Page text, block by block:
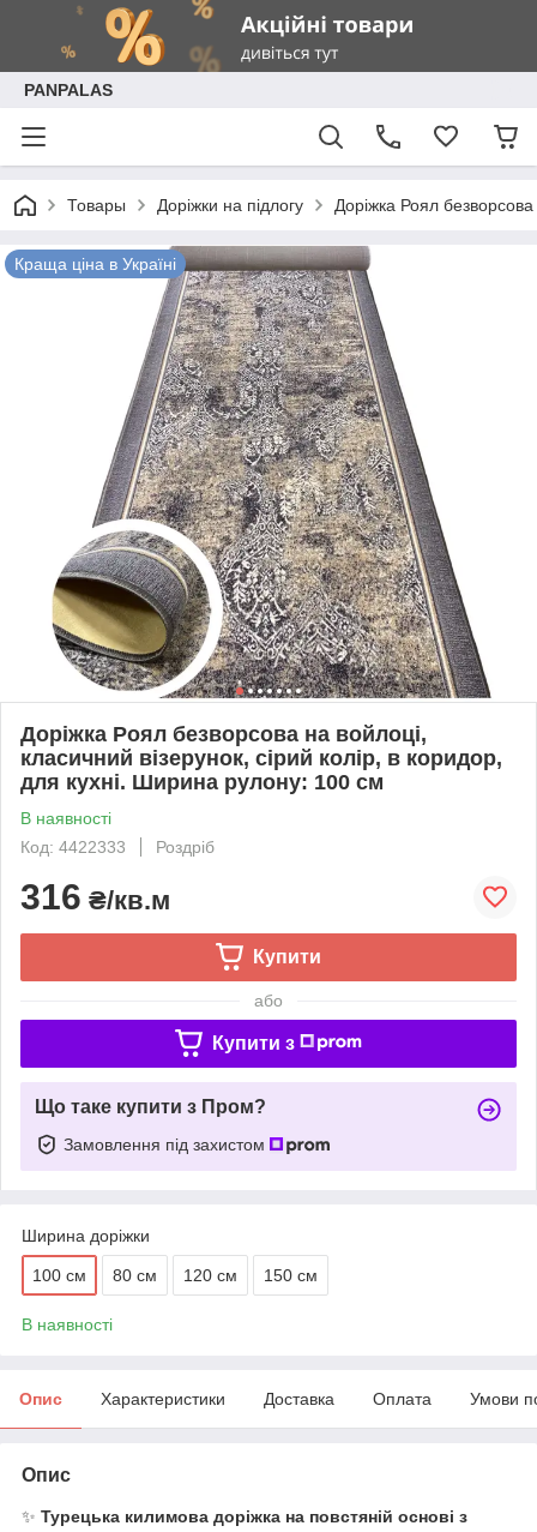
PANPALAS
Товары Доріжки на підлогу Доріжка Роял
Краща ціна в Україні
Доріжка Роял безворсова на войлоці,
класичний візерунок, сірий колір, в коридор,
для кухні. Ширина рулону: 100 см
В наявності
Код: 4422333
Роздріб
316 ₴/кв.м
Купити
або
Купити з
Що таке купити з Пром?
Замовлення під захистом
Ширина доріжки
100 см 80 см 120 см 150 см
В наявності
Опис Характеристики Доставка Оплата Умови
Опис
✨ Турецька килимова доріжка на повстяній основі з